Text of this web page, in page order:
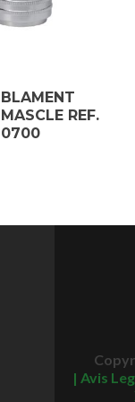
REF.
0700
| Avis